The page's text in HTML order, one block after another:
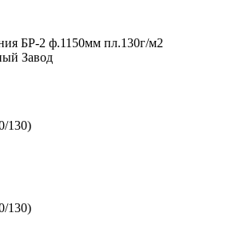
БР-2 ф.1150мм пл.130г/м2
Завод
130)
130)